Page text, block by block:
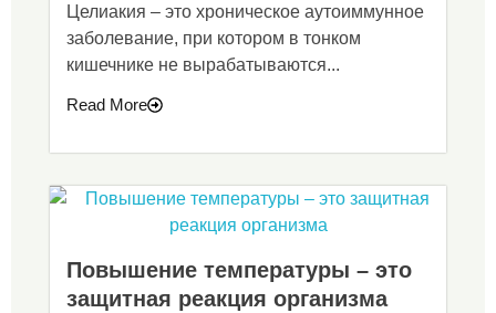
Целиакия – это хроническое аутоиммунное
заболевание, при котором в тонком
кишечнике не вырабатываются...
Read More
Повышение температуры – это
защитная реакция организма